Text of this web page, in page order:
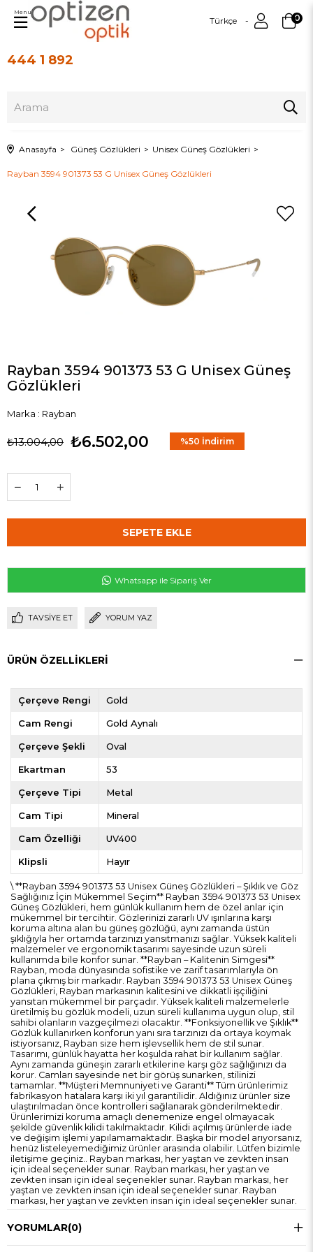
444 1 892
Türkçe 0
Menu
Anasayfa Güneş Gözlükleri Unisex Güneş Gözlükleri
Rayban 3594 901373 53 G Unisex Güneş Gözlükleri
Rayban 3594 901373 53 G Unisex Güneş
Gözlükleri
Marka : Rayban
₺13.004,00 ₺6.502,00 %50 İndirim
Whatsapp ile Sipariş Ver
TAVSIYE ET YORUM YAZ
ÜRÜN ÖZELLIKLERI
Çerçeve Rengi Gold
Cam Rengi Gold Aynalı
Çerçeve Şekli Oval
Ekartman 53
Çerçeve Tipi Metal
Cam Tipi Mineral
Cam Özelliği UV400
Klipsli Hayır
\ **Rayban 3594 901373 53 Unisex Güneş Gözlükleri – Şıklık ve Göz
Sağlığınız İçin Mükemmel Seçim** Rayban 3594 901373 53 Unisex
Güneş Gözlükleri, hem günlük kullanım hem de özel anlar için
mükemmel bir tercihtir. Gözlerinizi zararlı UV ışınlarına karşı
koruma altına alan bu güneş gözlüğü, aynı zamanda üstün
şıklığıyla her ortamda tarzınızı yansıtmanızı sağlar. Yüksek kaliteli
malzemeler ve ergonomik tasarımı sayesinde uzun süreli
kullanımda bile konfor sunar. **Rayban – Kalitenin Simgesi**
Rayban, moda dünyasında sofistike ve zarif tasarımlarıyla ön
plana çıkmış bir markadır. Rayban 3594 901373 53 Unisex Güneş
Gözlükleri, Rayban markasının kalitesini ve dikkatli işçiliğini
yansıtan mükemmel bir parçadır. Yüksek kaliteli malzemelerle
üretilmiş bu gözlük modeli, uzun süreli kullanıma uygun olup, stil
sahibi olanların vazgeçilmezi olacaktır. **Fonksiyonellik ve Şıklık**
Gözlük kullanırken konforun yanı sıra tarzınızı da ortaya koymak
istiyorsanız, Rayban size hem işlevsellik hem de stil sunar.
Tasarımı, günlük hayatta her koşulda rahat bir kullanım sağlar.
Aynı zamanda güneşin zararlı etkilerine karşı göz sağlığınızı da
korur. Camları sayesinde net bir görüş sunarken, stilinizi
tamamlar. **Müşteri Memnuniyeti ve Garanti** Tüm ürünlerimiz
fabrikasyon hatalara karşı iki yıl garantilidir. Aldığınız ürünler size
ulaştırılmadan önce kontrolleri sağlanarak gönderilmektedir.
Ürünlerimizi koruma amaçlı denemenize engel olmayacak
şekilde güvenlik kilidi takılmaktadır. Kilidi açılmış ürünlerde iade
ve değişim işlemi yapılamamaktadır. Başka bir model arıyorsanız,
henüz listeleyemediğimiz ürünler arasında olabilir. Lütfen bizimle
iletişime geçiniz.. Rayban markası, her yaştan ve zevkten insan
için ideal seçenekler sunar. Rayban markası, her yaştan ve
zevkten insan için ideal seçenekler sunar. Rayban markası, her
yaştan ve zevkten insan için ideal seçenekler sunar. Rayban
markası, her yaştan ve zevkten insan için ideal seçenekler sunar.
YORUMLAR(0)